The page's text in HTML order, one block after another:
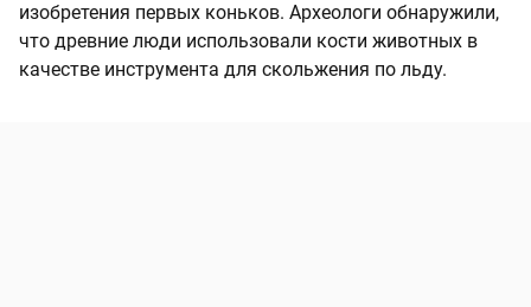
изобретения первых коньков. Археологи обнаружили,
что древние люди использовали кости животных в
качестве инструмента для скольжения по льду.